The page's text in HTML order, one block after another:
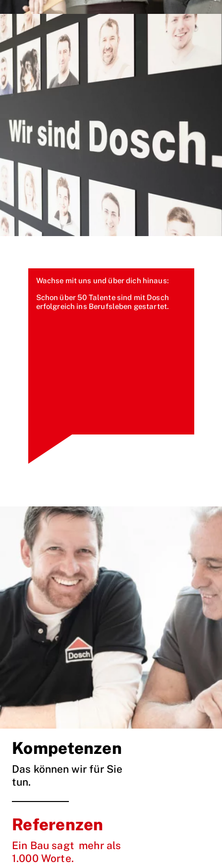
Wachse mit uns und über dich hinaus:
Schon über 50 Talente sind mit Dosch
erfolgreich ins Berufsleben gestartet.
Kompetenzen
Das können wir für Sie
tun.
Referenzen
Ein Bau sagt mehr als
1.000 Worte.